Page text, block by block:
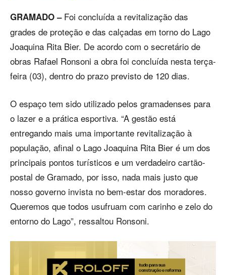
GRAMADO –Foi concluída a revitalização das
grades de proteção e das calçadas em torno do Lago
Joaquina Rita Bier. De acordo com o secretário de
obras Rafael Ronsoni a obra foi concluída nesta terça-
feira (03), dentro do prazo previsto de 120 dias.
O espaço tem sido utilizado pelos gramadenses para
o lazer e a prática esportiva. “A gestão está
entregando mais uma importante revitalização à
população, afinal o Lago Joaquina Rita Bier é um dos
principais pontos turísticos e um verdadeiro cartão-
postal de Gramado, por isso, nada mais justo que
nosso governo invista no bem-estar dos moradores.
Queremos que todos usufruam com carinho e zelo do
entorno do Lago”, ressaltou Ronsoni.